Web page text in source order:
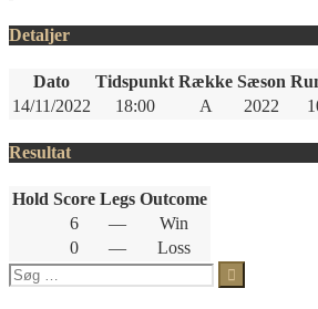
Detaljer
Dato Tidspunkt Række Sæson
14/11/2022
18:00 A 2022
Resultat
Hold Score Legs Outcome
6
—
Win
0
—
Loss
Søg
efter: